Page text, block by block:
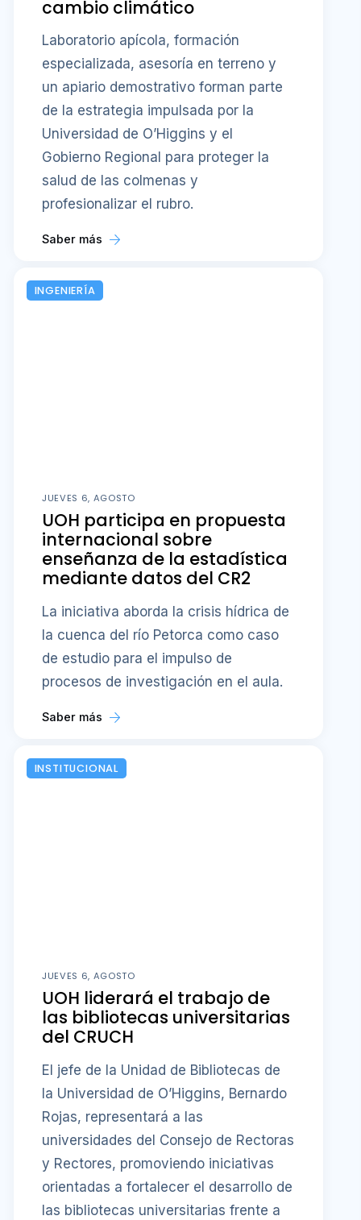
cambio climático
Laboratorio apícola, formación
especializada, asesoría en terreno y
un apiario demostrativo forman parte
de la estrategia impulsada por la
Universidad de O’Higgins y el
Gobierno Regional para proteger la
salud de las colmenas y
profesionalizar el rubro.
Saber más
INGENIERÍA
JUEVES 6, AGOSTO
UOH participa en propuesta
internacional sobre
enseñanza de la estadística
mediante datos del CR2
La iniciativa aborda la crisis hídrica de
la cuenca del río Petorca como caso
de estudio para el impulso de
procesos de investigación en el aula.
Saber más
INSTITUCIONAL
JUEVES 6, AGOSTO
UOH liderará el trabajo de
las bibliotecas universitarias
del CRUCH
El jefe de la Unidad de Bibliotecas de
la Universidad de O’Higgins, Bernardo
Rojas, representará a las
universidades del Consejo de Rectoras
y Rectores, promoviendo iniciativas
orientadas a fortalecer el desarrollo de
las bibliotecas universitarias frente a